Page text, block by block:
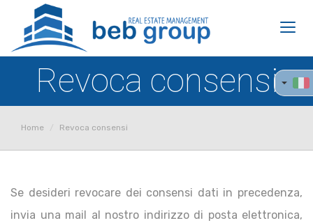
Revoca consensi
Home Revoca consensi
Se desideri revocare dei consensi dati in precedenza,
invia una mail al nostro indirizzo di posta elettronica,